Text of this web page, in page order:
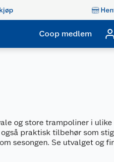
Coop medlem
og store trampoliner i ulike
praktisk tilbehør som
sesongen. Se utvalget og